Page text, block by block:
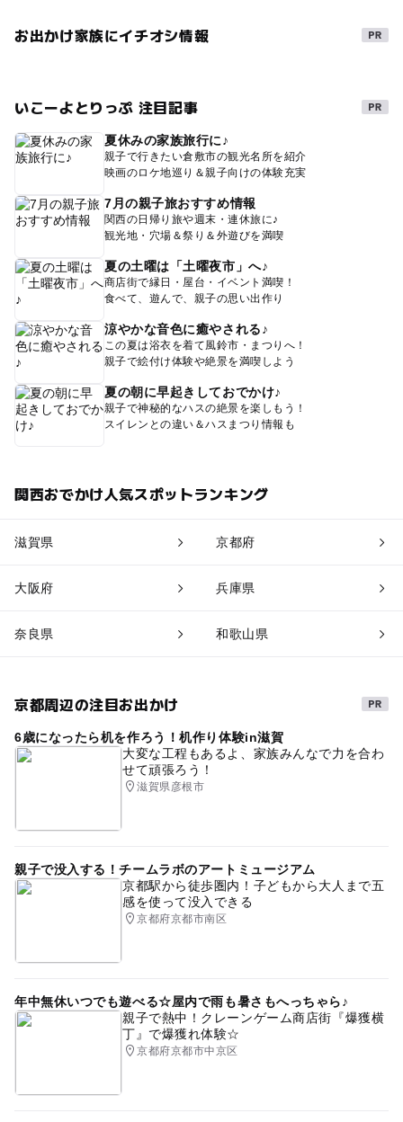
お出かけ家族にイチオシ情報
いこーよとりっぷ 注目記事
夏休みの家族旅行に♪
親子で行きたい倉敷市の観光名所を紹介
映画のロケ地巡り＆親子向けの体験充実
7月の親子旅おすすめ情報
関西の日帰り旅や週末・連休旅に♪
観光地・穴場＆祭り＆外遊びを満喫
夏の土曜は「土曜夜市」へ♪
商店街で縁日・屋台・イベント満喫！
食べて、遊んで、親子の思い出作り
涼やかな音色に癒やされる♪
この夏は浴衣を着て風鈴市・まつりへ！
親子で絵付け体験や絶景を満喫しよう
夏の朝に早起きしておでかけ♪
親子で神秘的なハスの絶景を楽しもう！
スイレンとの違い＆ハスまつり情報も
関西おでかけ人気スポットランキング
滋賀県 京都府
大阪府 兵庫県
奈良県 和歌山県
京都周辺の注目お出かけ
6歳になったら机を作ろう！机作り体験in滋賀
大変な工程もあるよ、家族みんなで力を合わ
せて頑張ろう！
滋賀県彦根市
親子で没入する！チームラボのアートミュージアム
京都駅から徒歩圏内！子どもから大人まで五
感を使って没入できる
京都府京都市南区
年中無休いつでも遊べる☆屋内で雨も暑さもへっちゃら♪
親子で熱中！クレーンゲーム商店街『爆獲横
丁』で爆獲れ体験☆
京都府京都市中京区